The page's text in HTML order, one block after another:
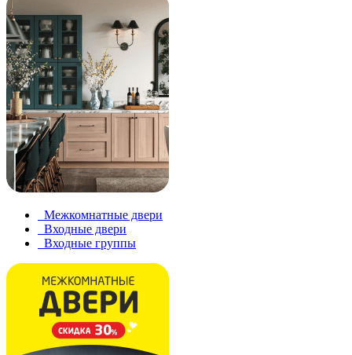
Межкомнатные двери
Входные двери
Входные группы